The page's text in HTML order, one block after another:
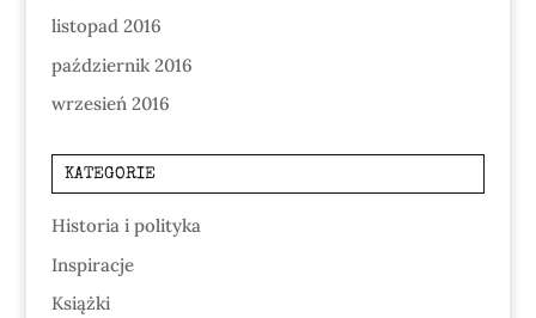
listopad 2016
październik 2016
wrzesień 2016
KATEGORIE
Historia i polityka
Inspiracje
Książki